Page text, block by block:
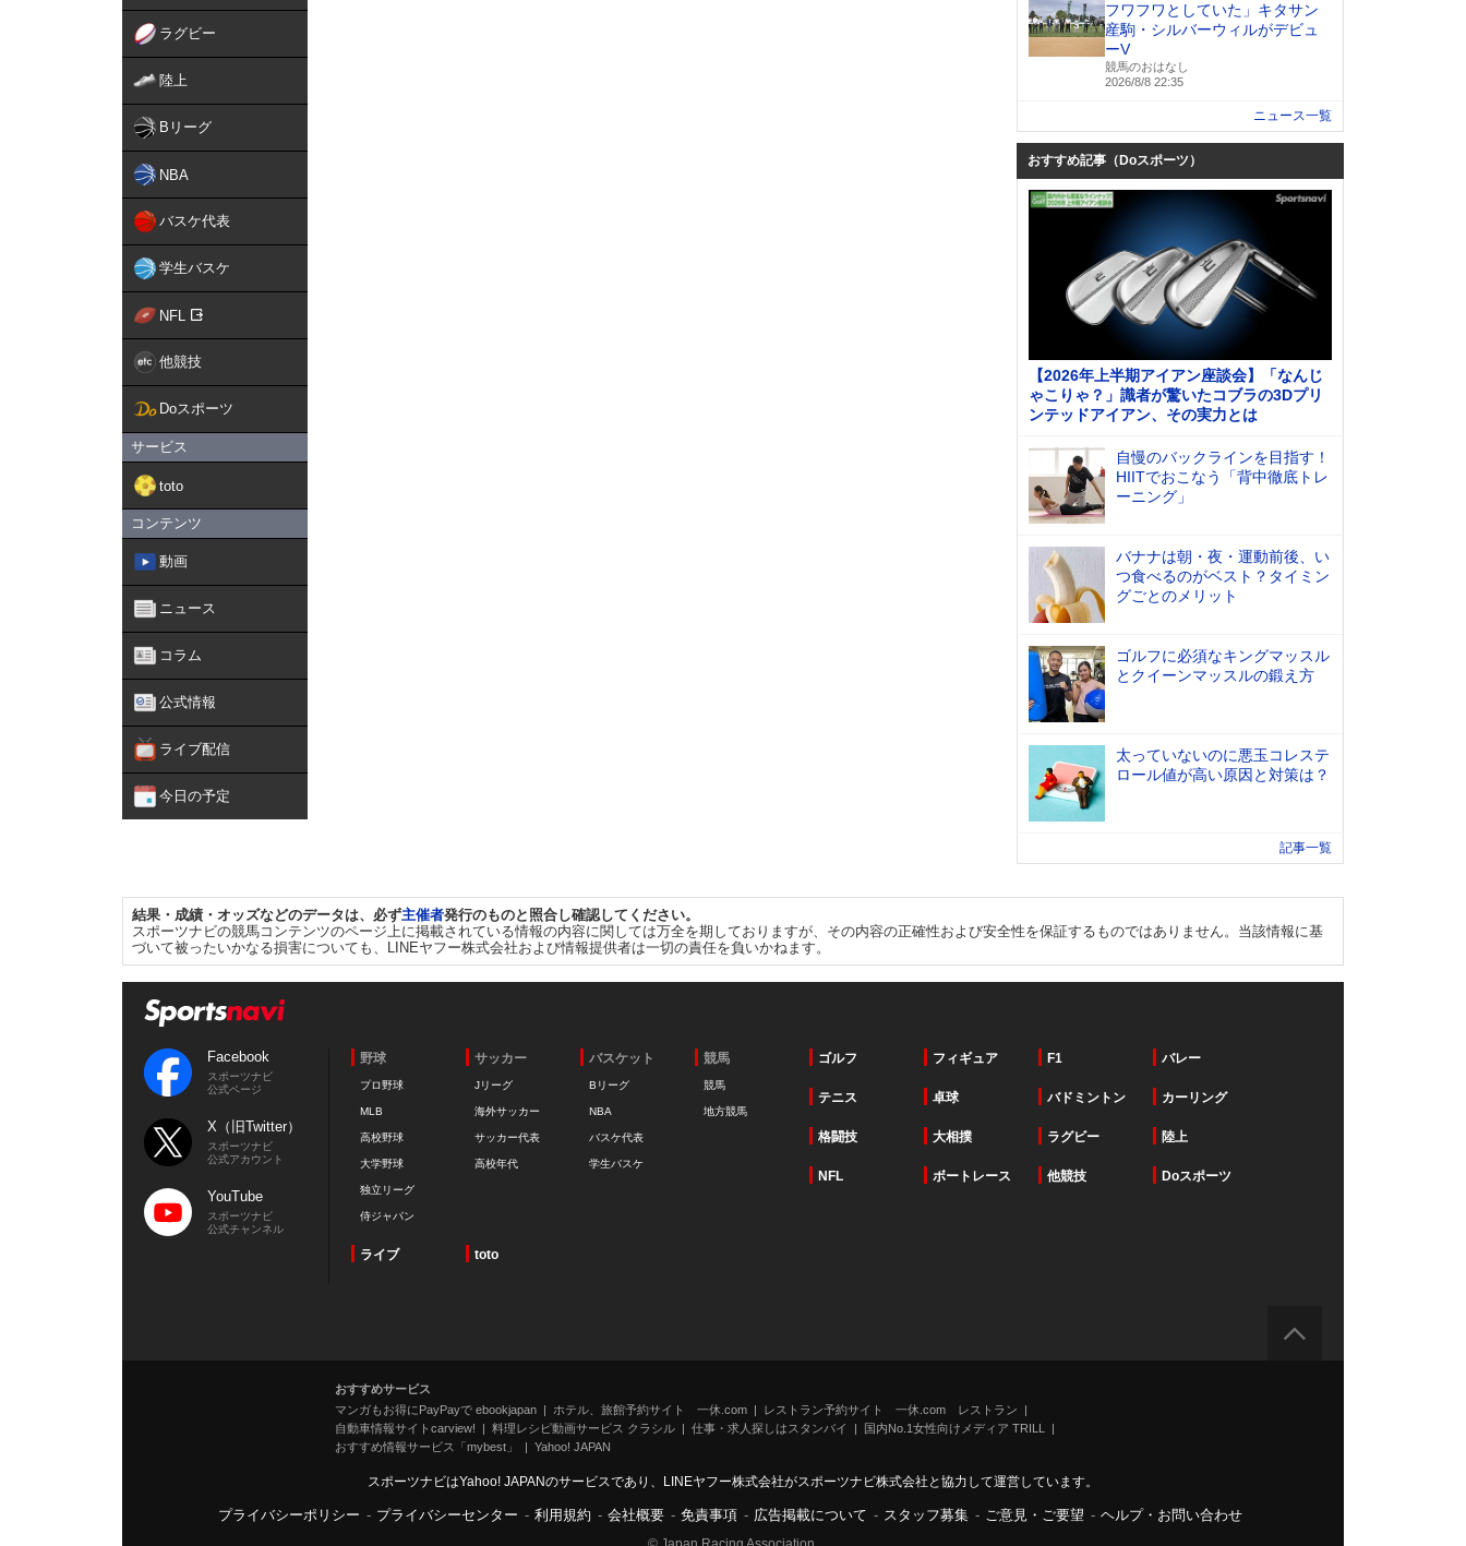
ラグビー
陸上
Bリーグ
NBA
バスケ代表
学生バスケ
NFL
他競技
Doスポーツ
サービス
toto
コンテンツ
動画
ニュース
コラム
公式情報
ライブ配信
今日の予定
フワフワとしていた」キタサン
産駒・シルバーウィルがデビュ
ーV
競馬のおはなし
2026/8/8 22:35
ニュース一覧
おすすめ記事（Doスポーツ）
【2026年上半期アイアン座談会】「なんじ
ゃこりゃ？」識者が驚いたコブラの3Dプリ
ンテッドアイアン、その実力とは
自慢のバックラインを目指す！
HIITでおこなう「背中徹底トレ
ーニング」
バナナは朝・夜・運動前後、い
つ食べるのがベスト？タイミン
グごとのメリット
ゴルフに必須なキングマッスル
とクイーンマッスルの鍛え方
太っていないのに悪玉コレステ
ロール値が高い原因と対策は？
記事一覧
結果・成績・オッズなどのデータは、必ず主催者発行のものと照合し確認してください。
スポーツナビの競馬コンテンツのページ上に掲載されている情報の内容に関しては万全を期しておりますが、その内容の正確性および安全性を保証するものではありません。当該情報に基
づいて被ったいかなる損害についても、LINEヤフー株式会社および情報提供者は一切の責任を負いかねます。
Facebook
スポーツナビ
公式ページ
X（旧Twitter）
スポーツナビ
公式アカウント
YouTube
スポーツナビ
公式チャンネル
野球
プロ野球
MLB
高校野球
大学野球
独立リーグ
侍ジャパン
サッカー
Jリーグ
海外サッカー
サッカー代表
高校年代
バスケット
Bリーグ
NBA
バスケ代表
学生バスケ
競馬
競馬
地方競馬
ゴルフ フィギュア F1 バレー
テニス 卓球 バドミントン カーリング
格闘技 大相撲 ラグビー 陸上
NFL ボートレース 他競技 Doスポーツ
ライブ toto
おすすめサービス
マンガもお得にPayPayで ebookjapan
ホテル、旅館予約サイト 一休.com
レストラン予約サイト 一休.com レストラン
自動車情報サイトcarview!
料理レシピ動画サービス クラシル 仕事・求人探しはスタンバイ
国内No.1女性向けメディア TRILL
おすすめ情報サービス「mybest」
Yahoo! JAPAN
スポーツナビはYahoo! JAPANのサービスであり、LINEヤフー株式会社がスポーツナビ株式会社と協力して運営しています。
プライバシーポリシー - プライバシーセンター - 利用規約 - 会社概要 - 免責事項 - 広告掲載について - スタッフ募集 - ご意見・ご要望 - ヘルプ・お問い合わせ